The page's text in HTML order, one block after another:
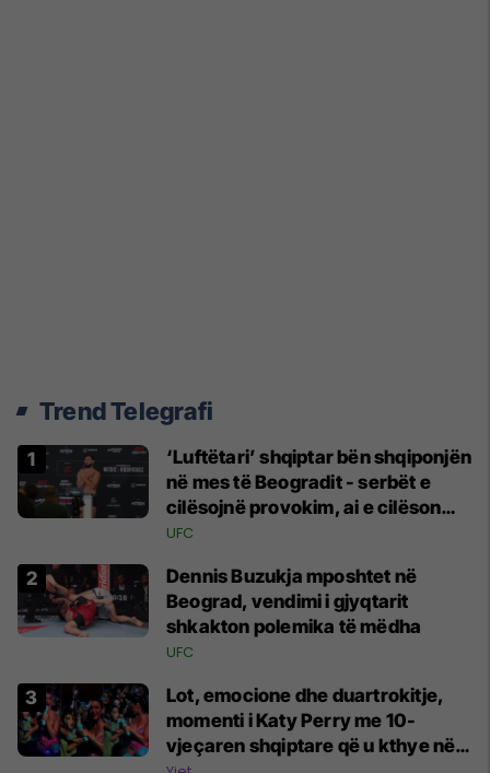
Trend Telegrafi
‘Luftëtari’ shqiptar bën shqiponjën
në mes të Beogradit - serbët e
cilësojnë provokim, ai e cilëson
simbol të identitetit
UFC
Dennis Buzukja mposhtet në
Beograd, vendimi i gjyqtarit
shkakton polemika të mëdha
UFC
Lot, emocione dhe duartrokitje,
momenti i Katy Perry me 10-
vjeçaren shqiptare që u kthye në